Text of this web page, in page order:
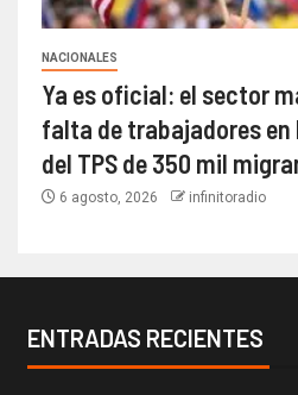
NACIONALES
Ya es oficial: el sector
falta de trabajadores en
del TPS de 350 mil
6 agosto, 2026 infinitoradio
ENTRADAS RECIENTES